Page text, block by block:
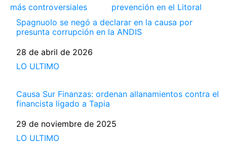
más controversiales
prevención en el Litoral
Spagnuolo se negó a declarar en la causa por
presunta corrupción en la ANDIS
Fecha
28 de abril de 2026
Respecto a
LO ULTIMO
Causa Sur Finanzas: ordenan allanamientos contra el
financista ligado a Tapia
Fecha
29 de noviembre de 2025
Respecto a
LO ULTIMO